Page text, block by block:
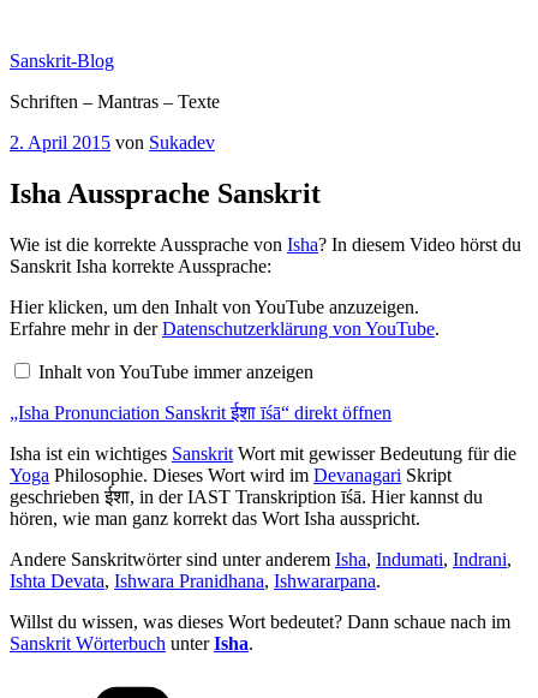
springen
Sanskrit-Blog
Schriften – Mantras – Texte
Veröffentlicht
2. April 2015 von Sukadev
Isha Aussprache Sanskrit
Wie ist die korrekte Aussprache von Isha? In diesem Video hörst du
Sanskrit Isha korrekte Aussprache:
„Isha
Pronunciation
Sanskrit
īśā“
YouTube
Hier klicken, um den Inhalt von YouTube anzuzeigen.
Erfahre mehr in derDatenschutzerklärung von YouTube.
Inhalt von YouTube immer anzeigen
„Isha Pronunciation Sanskrit ईशा īśā“ direkt öffnen
Isha ist ein wichtiges Sanskrit Wort mit gewisser Bedeutung für die
Yoga Philosophie. Dieses Wort wird im Devanagari Skript
geschrieben ईशा, in der IAST Transkription īśā. Hier kannst du
hören, wie man ganz korrekt das Wort Isha ausspricht.
Andere Sanskritwörter sind unter anderem Isha, Indumati, Indrani,
Ishta Devata, Ishwara Pranidhana, Ishwararpana.
Willst du wissen, was dieses Wort bedeutet? Dann schaue nach im
Sanskrit Wörterbuch unterIsha.